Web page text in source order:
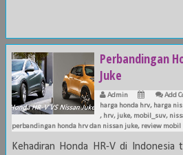
Perbandingan
Juke
Admin Add
harga honda hrv, harga
, hrv, juke, mobil_suv,
perbandingan honda hrv dan nissan juke, review mobil
Kehadiran Honda HR-V di